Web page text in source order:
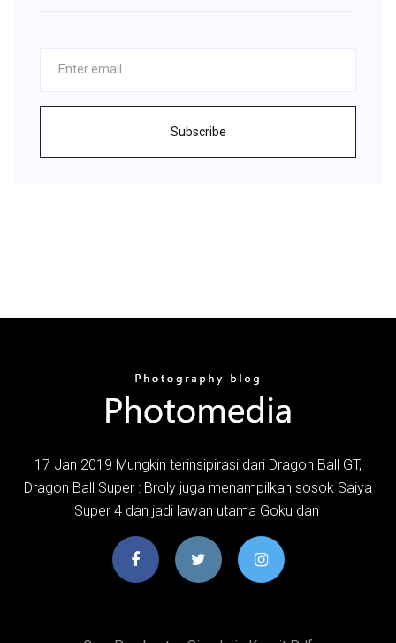
Subscribe
17 Jan 2019 Mungkin terinsipirasi dari Dragon Ball GT,
Dragon Ball Super : Broly juga menampilkan sosok Saiya
Super 4 dan jadi lawan utama Goku dan